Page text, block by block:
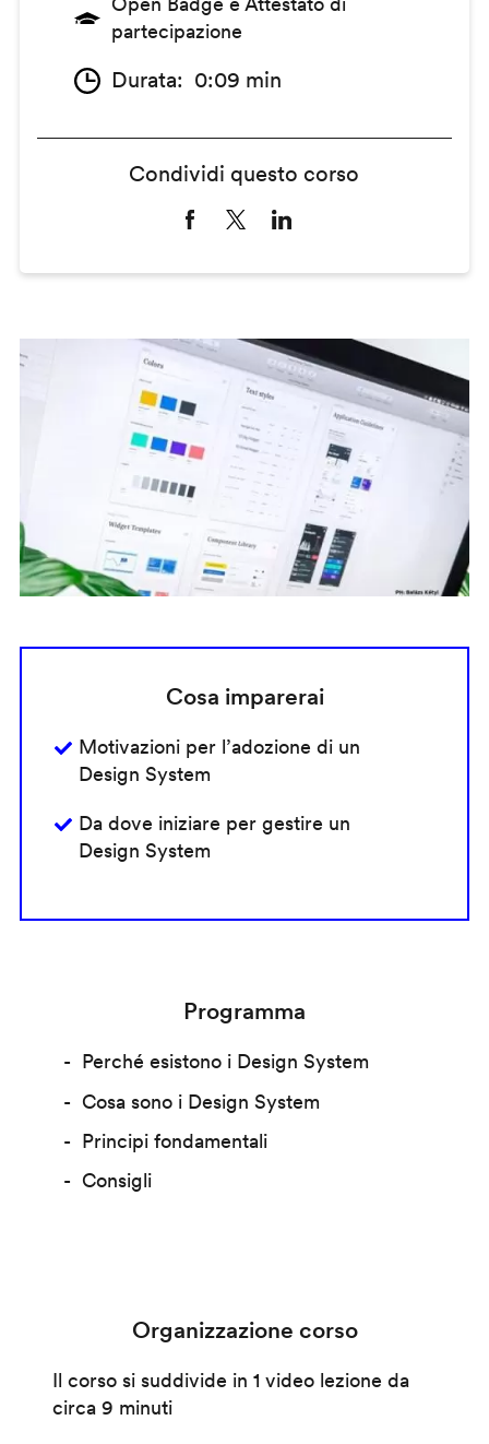
partecipazione
Durata 0:09 min
Condividi questo corso
Cosa imparerai
Motivazioni per l’adozione di un
Design System
Da dove iniziare per gestire un
Design System
Programma
Perché esistono i Design System
Cosa sono i Design System
Principi fondamentali
Consigli
Organizzazione corso
Il corso si suddivide in 1 video lezione da
circa 9 minuti